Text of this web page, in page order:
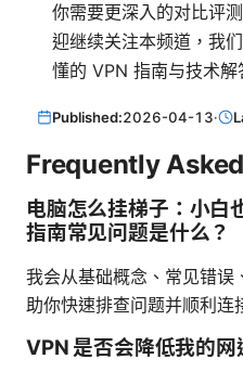
你需要更深入的对比评
迎继续关注本频道，我
懂的 VPN 指南与技术解
Published:2026-04-13·
Frequently
电脑怎么挂梯子：小白
指南常见问题是什么？
我会从基础概念、常见错误
助你快速排查问题并顺利连
VPN 是否会降低我的网